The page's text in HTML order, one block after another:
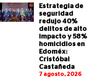
Estrategia de
seguridad
redujo 40%
delitos de alto
impacto y 58%
homicidios en
Edoméx:
Cristóbal
Castañeda
7 agosto, 2026